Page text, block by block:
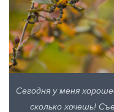
Сегодня у меня
сколько хочешь!